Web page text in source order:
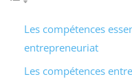
Les compétences
entrepreneuriat
Les compétences